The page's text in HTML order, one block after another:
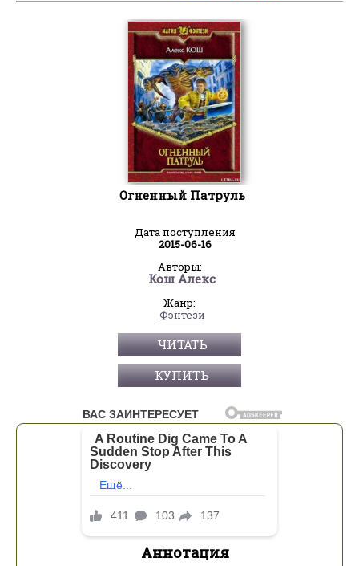
Огненный Патруль
Дата поступления
2015-06-16
Авторы:
Кош Алекс
Жанр:
Фэнтези
ЧИТАТЬ
КУПИТЬ
Аннотация